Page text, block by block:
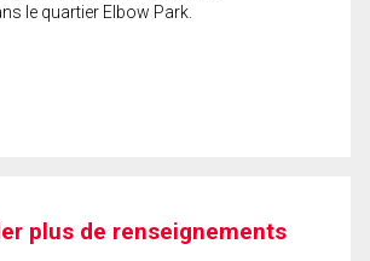
le quartier Elbow Park.
plus de renseignements